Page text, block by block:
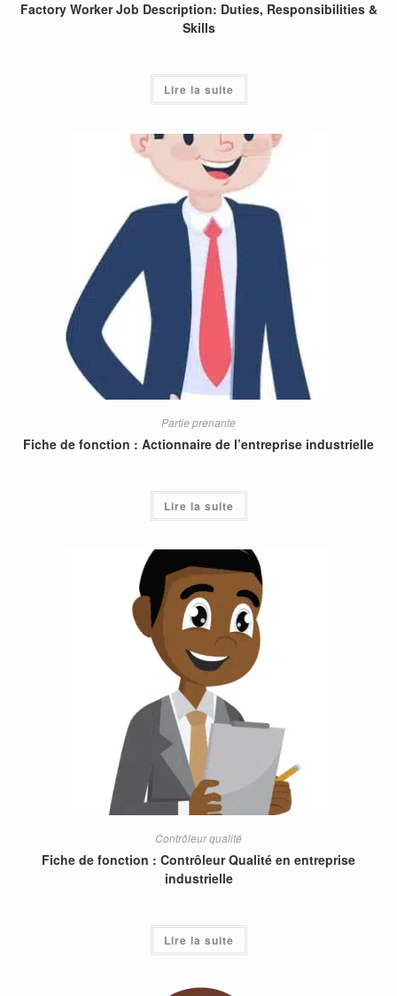
Factory Worker Job Description: Duties, Responsibilities &
Skills
Lire la suite
Partie prenante
Fiche de fonction : Actionnaire de l’entreprise industrielle
Lire la suite
Contrôleur qualité
Fiche de fonction : Contrôleur Qualité en entreprise
industrielle
Lire la suite